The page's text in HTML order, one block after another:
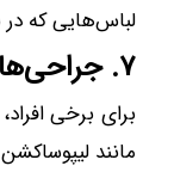
لباس‌هایی که در
۷. جراحی‌های زیبایی (در صورت نیاز)
برای برخی
مانند